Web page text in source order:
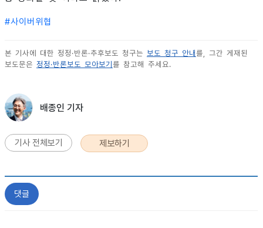
#사이버위협
본 기사에 대한 정정·반론·추후보도 청구는 보도 청구 안내 를, 그간 게재된
보도문은 정정·반론보도 모아보기 를 참고해 주세요.
배종인 기자
기사 전체보기 제보하기
댓글